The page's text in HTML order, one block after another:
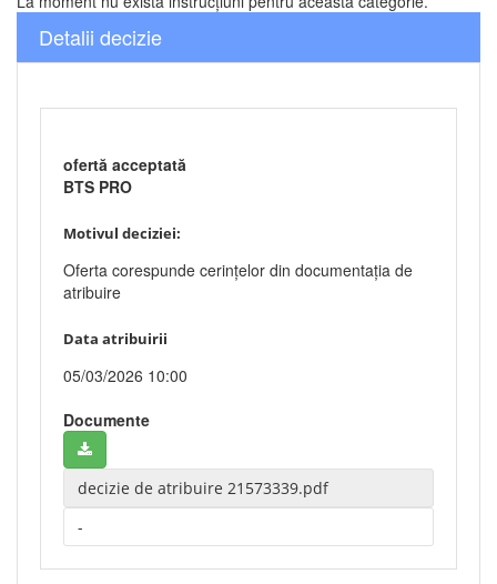
Detalii decizie
ofertă acceptată
BTS PRO
Motivul deciziei:
Oferta corespunde cerințelor din documentația de
atribuire
Data atribuirii
05/03/2026 10:00
Documente